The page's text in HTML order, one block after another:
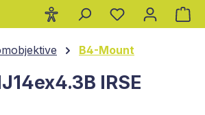
B4-Mount
IRSE